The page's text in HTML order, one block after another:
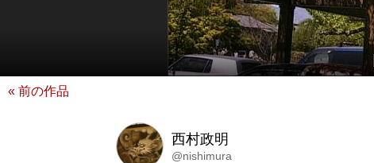
« 前の作品
西村政明
@nishimura